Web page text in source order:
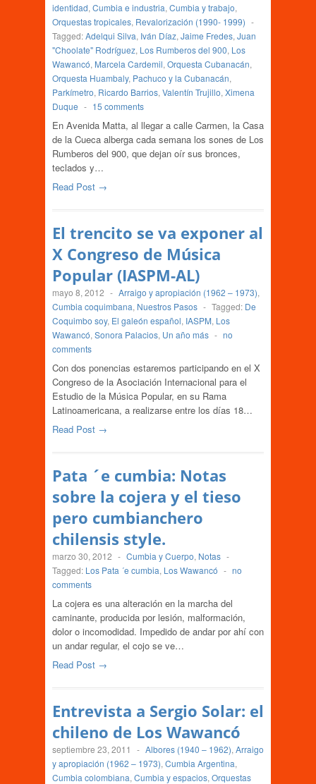
identidad, Cumbia e industria, Cumbia y trabajo,
Orquestas tropicales, Revalorización (1990- 1999) -
Tagged:Adelqui Silva, Iván Díaz, Jaime Fredes, Juan
"Choolate" Rodríguez, Los Rumberos del 900, Los
Wawancó, Marcela Cardemil, Orquesta Cubanacán,
Orquesta Huambaly, Pachuco y la Cubanacán,
Parkímetro, Ricardo Barrios, Valentín Trujillo, Ximena
Duque - 15 comments
En Avenida Matta, al llegar a calle Carmen, la Casa
de la Cueca alberga cada semana los sones de Los
Rumberos del 900, que dejan oír sus bronces,
teclados y…
Read Post →
El trencito se va exponer al
X Congreso de Música
Popular (IASPM-AL)
mayo 8, 2012 - Arraigo y apropiación (1962 – 1973),
Cumbia coquimbana, Nuestros Pasos - Tagged: De
Coquimbo soy, El galeón español, IASPM, Los
Wawancó, Sonora Palacios, Un año más - no
comments
Con dos ponencias estaremos participando en el X
Congreso de la Asociación Internacional para el
Estudio de la Música Popular, en su Rama
Latinoamericana, a realizarse entre los días 18…
Read Post →
Pata ´e cumbia: Notas
sobre la cojera y el tieso
pero cumbianchero
chilensis style.
marzo 30, 2012 - Cumbia y Cuerpo, Notas -
Tagged: Los Pata ´e cumbia, Los Wawancó - no
comments
La cojera es una alteración en la marcha del
caminante, producida por lesión, malformación,
dolor o incomodidad. Impedido de andar por ahí con
un andar regular, el cojo se ve…
Read Post →
Entrevista a Sergio Solar: el
chileno de Los Wawancó
septiembre 23, 2011 - Albores (1940 – 1962), Arraigo
y apropiación (1962 – 1973), Cumbia Argentina,
Cumbia colombiana, Cumbia y espacios, Orquestas